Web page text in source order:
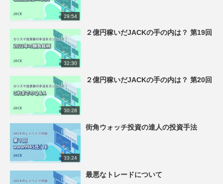
29:54
32:30
２億円稼いだJACKの手の内は？ 第19回
30:28
２億円稼いだJACKの手の内は？ 第20回
33:24
街角ウォッチ投資の達人の投資手法
最悪なトレードについて